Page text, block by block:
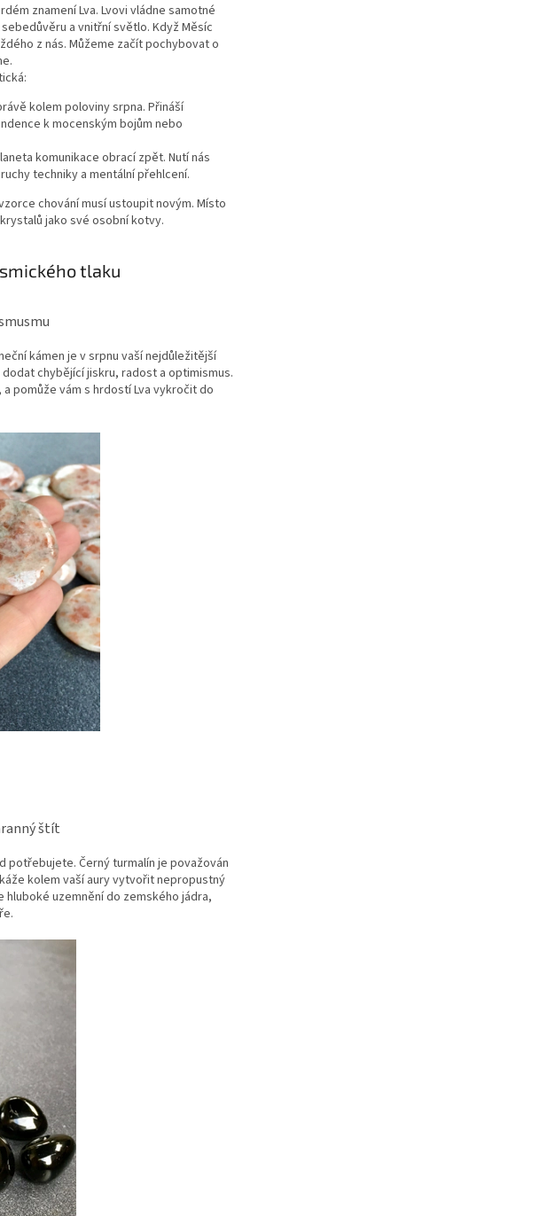
znamení Lva. Lvovi vládne samotné
a vnitřní světlo. Když Měsíc
z nás. Můžeme začít pochybovat o
kolem poloviny srpna. Přináší
k mocenským bojům nebo
komunikace obrací zpět. Nutí nás
techniky a mentální přehlcení.
chování musí ustoupit novým. Místo
jako své osobní kotvy.
tlaku
kámen je v srpnu vaší nejdůležitější
chybějící jiskru, radost a optimismus.
pomůže vám s hrdostí Lva vykročit do
štít
potřebujete. Černý turmalín je považován
kolem vaší aury vytvořit nepropustný
uzemnění do zemského jádra,